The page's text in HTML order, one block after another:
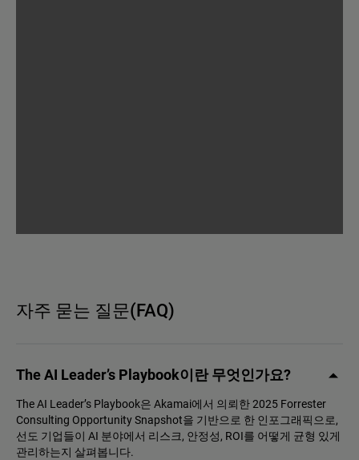
자주 묻는 질문(FAQ)
The AI Leader’s Playbook이란 무엇인가요?
The AI Leader’s Playbook은 Akamai에서 의뢰한 2025 Forrester
Consulting Opportunity Snapshot을 기반으로 한 인포그래픽으로,
선도 기업들이 AI 분야에서 리스크, 안정성, ROI를 어떻게 균형 있게
관리하는지 살펴봅니다.